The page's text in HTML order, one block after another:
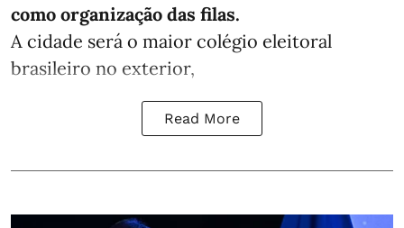
como organização das filas.
A cidade será o maior colégio eleitoral
brasileiro no exterior,
Read More